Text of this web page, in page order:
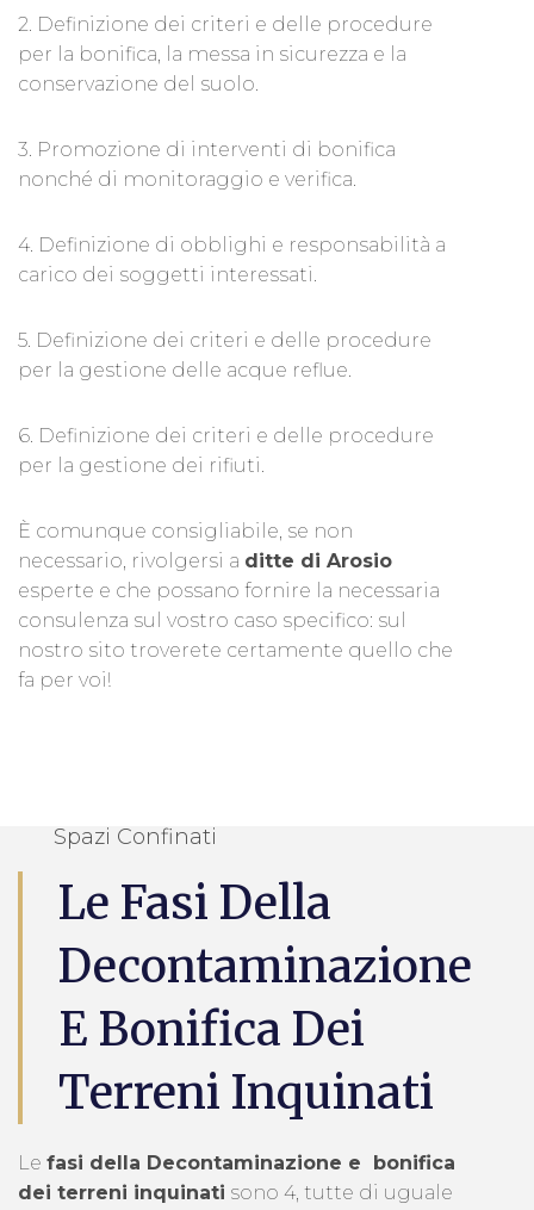
2. Definizione dei criteri e delle procedure
per la bonifica, la messa in sicurezza e la
conservazione del suolo.
3. Promozione di interventi di bonifica
nonché di monitoraggio e verifica.
4. Definizione di obblighi e responsabilità a
carico dei soggetti interessati.
5. Definizione dei criteri e delle procedure
per la gestione delle acque reflue.
6. Definizione dei criteri e delle procedure
per la gestione dei rifiuti.
È comunque consigliabile, se non
necessario, rivolgersi a ditte di Arosio
esperte e che possano fornire la necessaria
consulenza sul vostro caso specifico: sul
nostro sito troverete certamente quello che
fa per voi!
Spazi Confinati
Le Fasi Della
Decontaminazione
E Bonifica Dei
Terreni Inquinati
Le fasi della Decontaminazione e bonifica
dei terreni inquinati sono 4, tutte di uguale